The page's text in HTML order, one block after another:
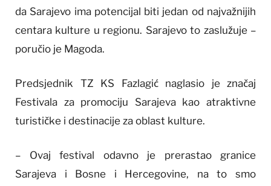
da Sarajevo ima potencijal biti jedan od najvažnijih
centara kulture u regionu. Sarajevo to zaslužuje –
poručio je Magoda.
Predsjednik TZ KS Fazlagić naglasio je značaj
Festivala za promociju Sarajeva kao atraktivne
turističke i destinacije za oblast kulture.
– Ovaj festival odavno je prerastao granice
Sarajeva i Bosne i Hercegovine, na to smo